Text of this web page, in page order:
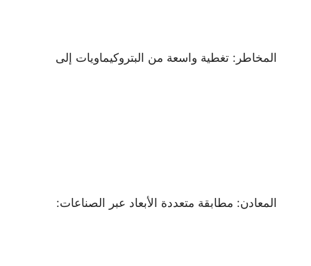
المخاطر: تغطية واسعة من البتروكيماويات إلى
المعادن: مطابقة متعددة الأبعاد عبر الصناعات: